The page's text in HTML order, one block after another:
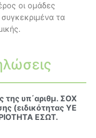
οι ομάδες
τα
της υπ΄αριθμ. ΣΟΧ
(ειδικότητας ΥΕ
ΕΣΩΤ.